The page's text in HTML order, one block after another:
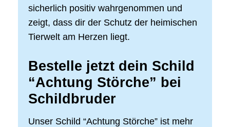
sicherlich positiv wahrgenommen und
zeigt, dass dir der Schutz der heimischen
Tierwelt am Herzen liegt.
Bestelle jetzt dein Schild
“Achtung Störche” bei
Schildbruder
Unser Schild “Achtung Störche” ist mehr